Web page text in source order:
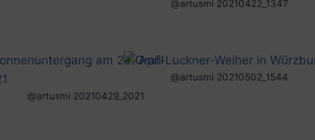
@artusmi 20210422_1347
@artusmi 20210429_2021
@artusmi 20210502_1544